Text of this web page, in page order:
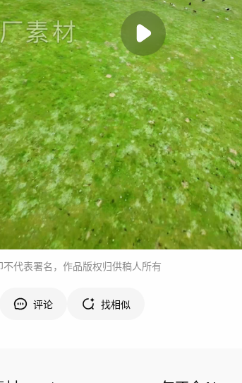
代表署名，作品版权归供稿人所有
评论 找相似